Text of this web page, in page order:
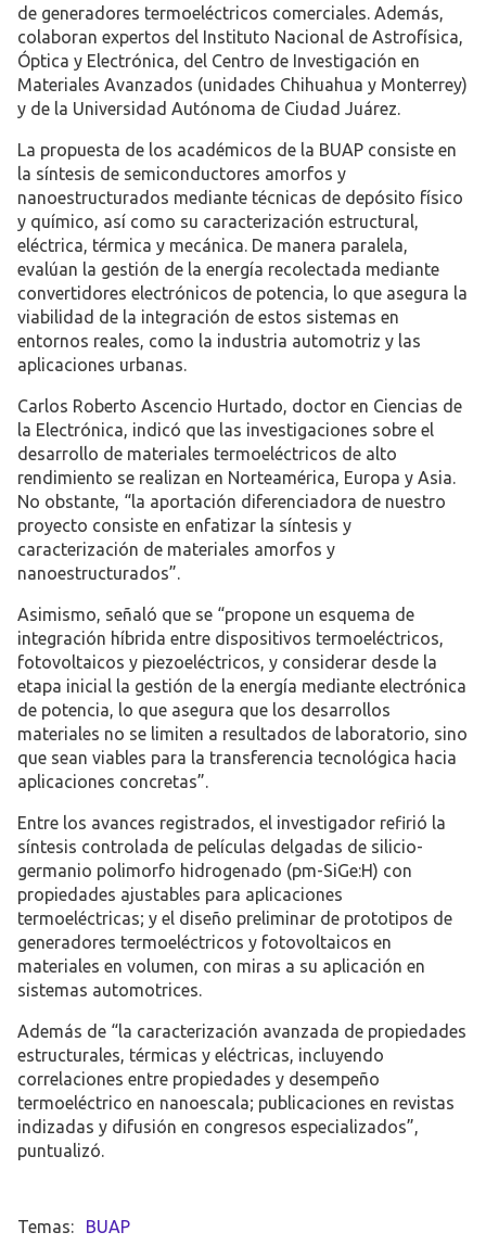
de generadores termoeléctricos comerciales. Además,
colaboran expertos del Instituto Nacional de Astrofísica,
Óptica y Electrónica, del Centro de Investigación en
Materiales Avanzados (unidades Chihuahua y Monterrey)
y de la Universidad Autónoma de Ciudad Juárez.
La propuesta de los académicos de la BUAP consiste en
la síntesis de semiconductores amorfos y
nanoestructurados mediante técnicas de depósito físico
y químico, así como su caracterización estructural,
eléctrica, térmica y mecánica. De manera paralela,
evalúan la gestión de la energía recolectada mediante
convertidores electrónicos de potencia, lo que asegura la
viabilidad de la integración de estos sistemas en
entornos reales, como la industria automotriz y las
aplicaciones urbanas.
Carlos Roberto Ascencio Hurtado, doctor en Ciencias de
la Electrónica, indicó que las investigaciones sobre el
desarrollo de materiales termoeléctricos de alto
rendimiento se realizan en Norteamérica, Europa y Asia.
No obstante, “la aportación diferenciadora de nuestro
proyecto consiste en enfatizar la síntesis y
caracterización de materiales amorfos y
nanoestructurados”.
Asimismo, señaló que se “propone un esquema de
integración híbrida entre dispositivos termoeléctricos,
fotovoltaicos y piezoeléctricos, y considerar desde la
etapa inicial la gestión de la energía mediante electrónica
de potencia, lo que asegura que los desarrollos
materiales no se limiten a resultados de laboratorio, sino
que sean viables para la transferencia tecnológica hacia
aplicaciones concretas”.
Entre los avances registrados, el investigador refirió la
síntesis controlada de películas delgadas de silicio-
germanio polimorfo hidrogenado (pm-SiGe:H) con
propiedades ajustables para aplicaciones
termoeléctricas; y el diseño preliminar de prototipos de
generadores termoeléctricos y fotovoltaicos en
materiales en volumen, con miras a su aplicación en
sistemas automotrices.
Además de “la caracterización avanzada de propiedades
estructurales, térmicas y eléctricas, incluyendo
correlaciones entre propiedades y desempeño
termoeléctrico en nanoescala; publicaciones en revistas
indizadas y difusión en congresos especializados”,
puntualizó.
BUAP